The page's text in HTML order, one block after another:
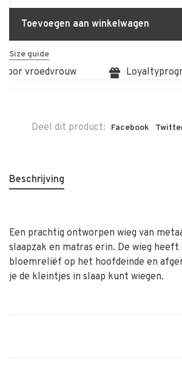
Toevoegen aan winkelwagen
Size guide
vroedvrouw
Deel dit product: Facebook
Beschrijving
Een prachtig ontworpen wieg van
slaapzak en matras erin. De wieg
bloemreliëf op het hoofdeinde en
je de kleintjes in slaap kunt wiegen.